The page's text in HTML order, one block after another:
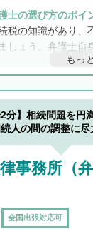
士の選び方のポイ
税の知識があり、
しょう。弁護士自
他士業との連携もス
のみならず相続を
ます。また、相続
ィーリングも重要
数の弁護士と会話
もっ
2分】相続問題を円
人の間の調整に
事務所（
全国出張対応可